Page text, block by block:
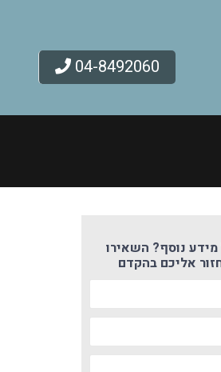
04-8492060
מידע נוסף? השאירו
אליכם בהקדם